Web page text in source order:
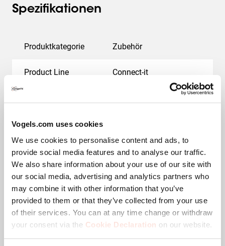
Vogels.com uses cookies
We use cookies to personalise content and ads, to
provide social media features and to analyse our traffic.
We also share information about your use of our site with
our social media, advertising and analytics partners who
may combine it with other information that you’ve
provided to them or that they’ve collected from your use
of their services. You can at any time change or withdraw
your consent via the Cookie Declaration on our website.
Spezifikationen
Produktkategorie Zubehör
Product Line Connect-it
Garantie
Farbe Schwarz
Verstellbare Tiefe Nein
Max. Gewichtslast (kg) 80
Größe des H-Trägers 70-180 mm